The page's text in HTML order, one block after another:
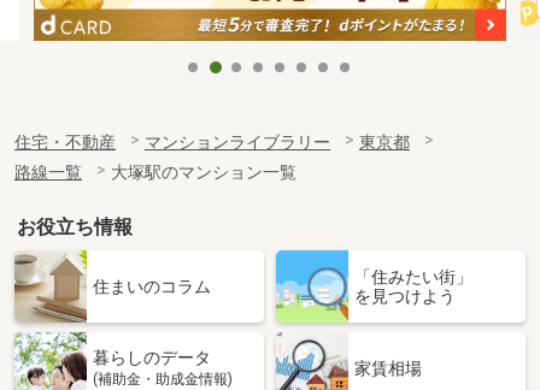
住宅・不動産 マンションライブラリー
東京都
路線一覧
大塚駅のマンション一覧
お役立ち情報
住まいのコラム
「住みたい街」
を見つけよう
暮らしのデータ
(補助金・助成金情報)
家賃相場